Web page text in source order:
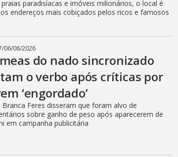
paradisíacas e imóveis milionários, o local é
endereços mais cobiçados pelos ricos e famosos
/06/08/2026
do nado sincronizado
o verbo após críticas por
‘engordado’
Branca Feres disseram que foram alvo de
sobre ganho de peso após aparecerem de
em campanha publicitária